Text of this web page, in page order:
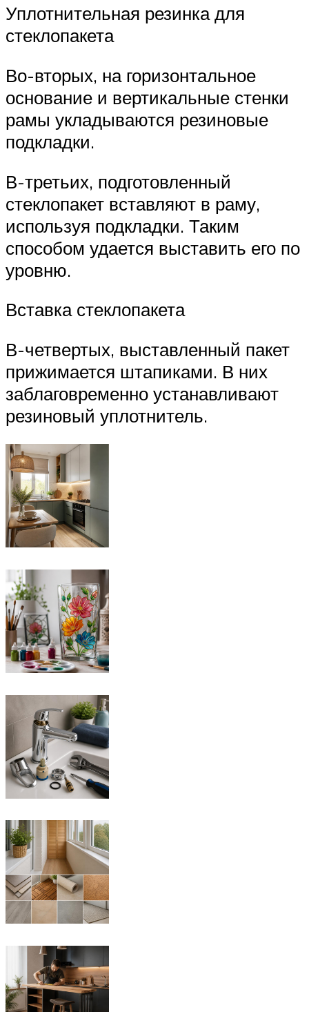
Уплотнительная резинка для
стеклопакета
Во-вторых, на горизонтальное
основание и вертикальные стенки
рамы укладываются резиновые
подкладки.
В-третьих, подготовленный
стеклопакет вставляют в раму,
используя подкладки. Таким
способом удается выставить его по
уровню.
Вставка стеклопакета
В-четвертых, выставленный пакет
прижимается штапиками. В них
заблаговременно устанавливают
резиновый уплотнитель.